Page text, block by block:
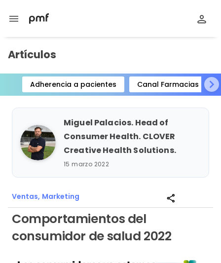
menu
Artículos
Adherencia a pacientes Canal Farmacias
Item
1
Miguel Palacios. Head of
Consumer Health. CLOVER
Creative Health Solutions.
15 marzo 2022
Ventas, Marketing share
Comportamientos del
consumidor de salud 2022